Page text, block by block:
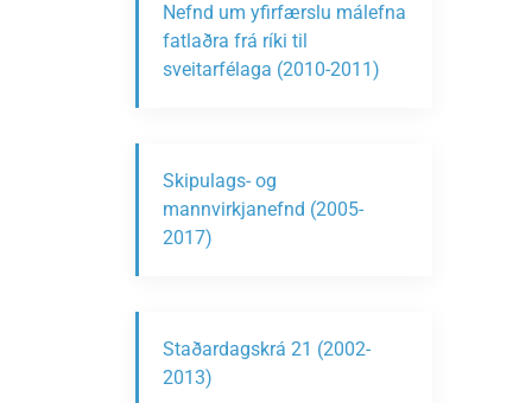
Nefnd um yfirfærslu málefna
fatlaðra frá ríki til
sveitarfélaga (2010-2011)
Skipulags- og
mannvirkjanefnd (2005-
2017)
Staðardagskrá 21 (2002-
2013)